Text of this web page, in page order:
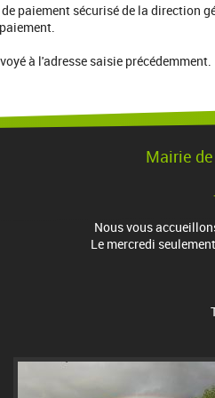
paiement sécurisé de la direction
à l'adresse saisie précédemment.
Mairie
Nous vous
Le mercredi